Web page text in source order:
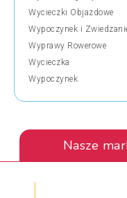
Wycieczki Objazdowe
Wypoczynek i
Wyprawy Rowerowe
Wycieczka
Wypoczynek
Nasze